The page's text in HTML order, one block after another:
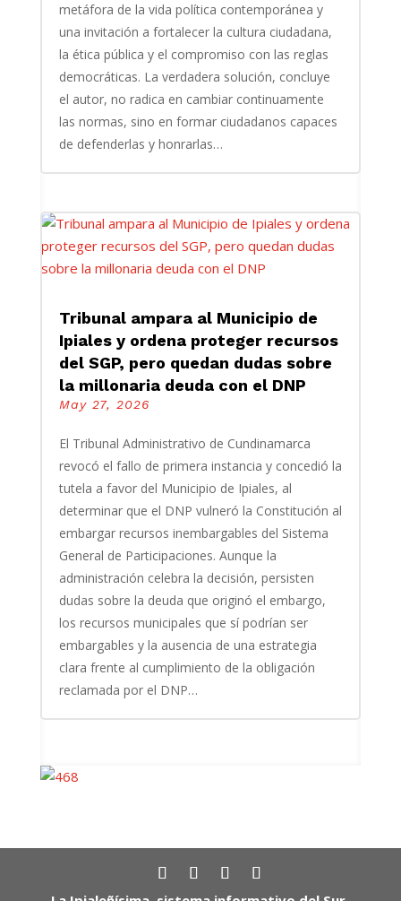
metáfora de la vida política contemporánea y
una invitación a fortalecer la cultura ciudadana,
la ética pública y el compromiso con las reglas
democráticas. La verdadera solución, concluye
el autor, no radica en cambiar continuamente
las normas, sino en formar ciudadanos capaces
de defenderlas y honrarlas…
Tribunal ampara al Municipio de
Ipiales y ordena proteger recursos
del SGP, pero quedan dudas sobre
la millonaria deuda con el DNP
May 27, 2026
El Tribunal Administrativo de Cundinamarca
revocó el fallo de primera instancia y concedió la
tutela a favor del Municipio de Ipiales, al
determinar que el DNP vulneró la Constitución al
embargar recursos inembargables del Sistema
General de Participaciones. Aunque la
administración celebra la decisión, persisten
dudas sobre la deuda que originó el embargo,
los recursos municipales que sí podrían ser
embargables y la ausencia de una estrategia
clara frente al cumplimiento de la obligación
reclamada por el DNP…